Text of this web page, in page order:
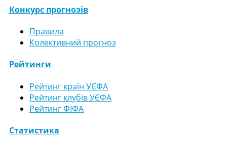
Конкурс прогнозів
Правила
Колективний прогноз
Рейтинги
Рейтинг країн УЄФА
Рейтинг клубів УЄФА
Рейтинг ФІФА
Статистика